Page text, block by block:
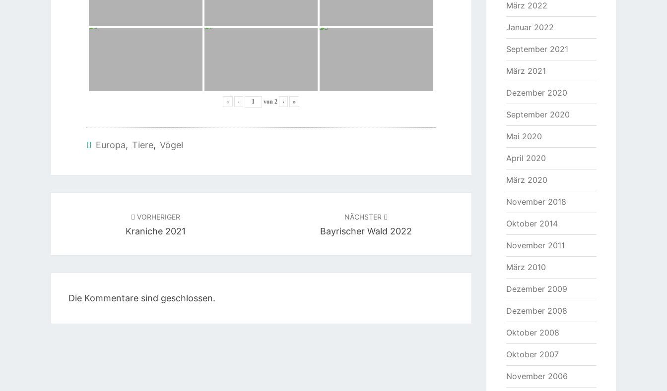
« ‹ von 2 › »
Europa, Tiere, Vögel
VORHERIGER
Kraniche 2021
NÄCHSTER
Bayrischer Wald 2022
Die Kommentare sind geschlossen.
März 2022
Januar 2022
September 2021
März 2021
Dezember 2020
September 2020
Mai 2020
April 2020
März 2020
November 2018
Oktober 2014
November 2011
März 2010
Dezember 2009
Dezember 2008
Oktober 2008
Oktober 2007
November 2006